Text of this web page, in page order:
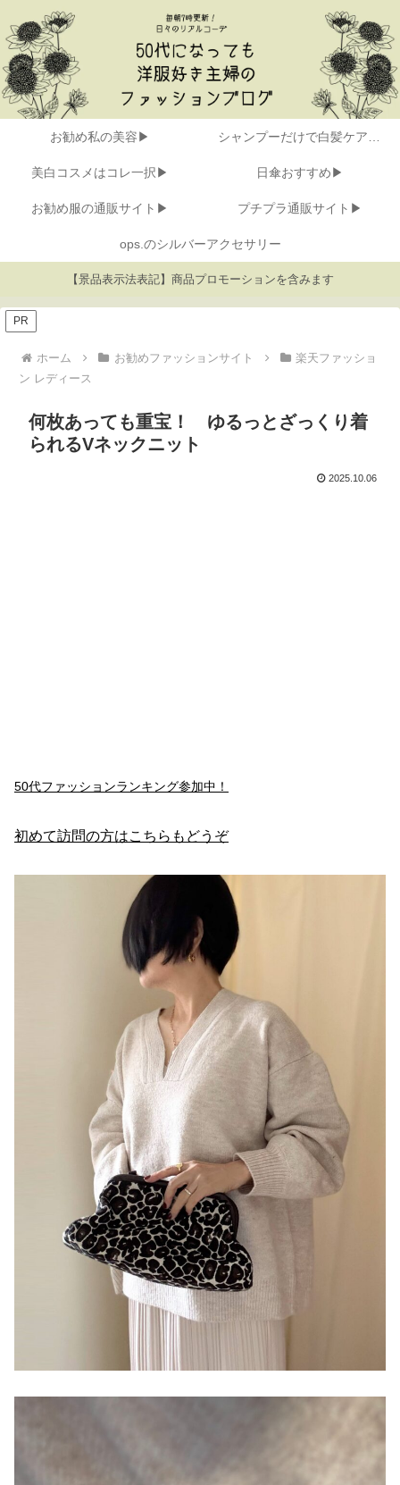
お勧め私の美容▶ シャンプーだけで白髪ケア▶
美白コスメはコレ一択▶ 日傘おすすめ▶
お勧め服の通販サイト▶ プチプラ通販サイト▶
ops.のシルバーアクセサリー
【景品表示法表記】商品プロモーションを含みます
PR
ホーム お勧めファッションサイト
楽天ファッショ
ン レディース
何枚あっても重宝！ ゆるっとざっくり着
られるVネックニット
2025.10.06
50代ファッションランキング参加中！
初めて訪問の方はこちらもどうぞ